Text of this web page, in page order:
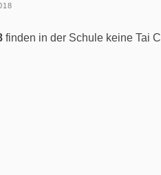
finden in der Schule keine Tai